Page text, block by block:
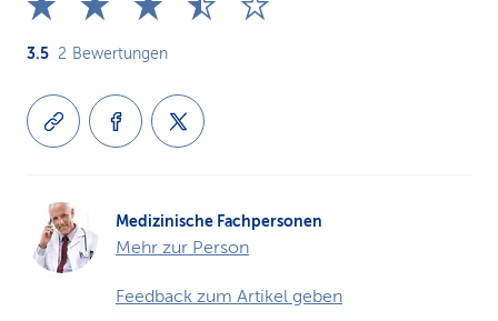
3.5 2 Bewertungen
Medizinische Fachpersonen
Mehr zur Person
Feedback zum Artikel geben